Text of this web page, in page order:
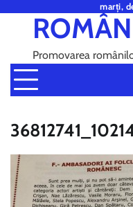
content
marți,
Promovarea